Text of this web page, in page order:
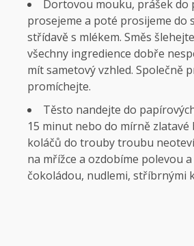
Dortovou mouku, prášek do
prosejeme a poté prosijeme do
střídavě s mlékem. Směs
všechny ingredience dobře
mít sametový vzhled. Společně
promíchejte.
Těsto nandejte do
15 minut nebo do mírně zlatavé
koláčů do trouby troubu
na mřížce a ozdobíme polevou
čokoládou, nudlemi, stříbrnými